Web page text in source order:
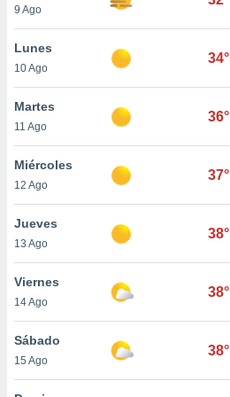
y
más
nuestra
y
de
disponible
cookies
9 Ago
Lunes
10 Ago
34°
Martes
11 Ago
36°
Miércoles
12 Ago
37°
Jueves
13 Ago
38°
Viernes
14 Ago
38°
Sábado
15 Ago
38°